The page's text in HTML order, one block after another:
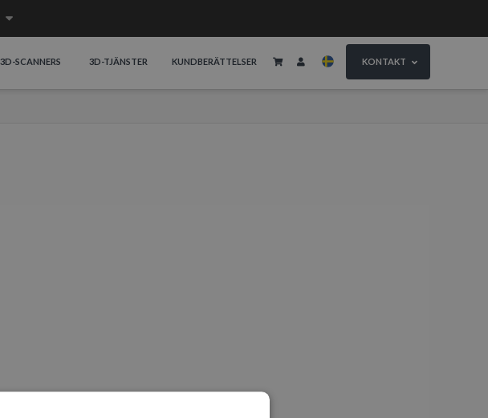
3D-SCANNERS 3D-TJÄNSTER KUNDBERÄTTELSER KONTAKT